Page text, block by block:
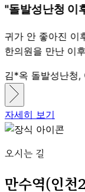
"돌발성난청 이
귀가 안 좋아진 이
한의원을 만난 이
김*옥 돌발성난청,
자세히 보기
오시는 길
만수역(인천